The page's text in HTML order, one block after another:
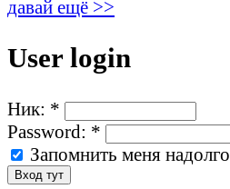
давай ещё >>
User login
Ник: *
Password: *
Запомнить меня надолго